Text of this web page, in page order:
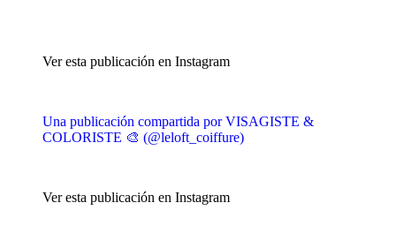
Ver esta publicación en Instagram
Una publicación compartida por VISAGISTE &
COLORISTE 🎨 (@leloft_coiffure)
Ver esta publicación en Instagram